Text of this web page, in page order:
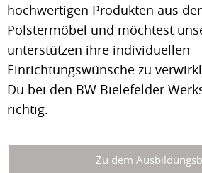
hochwertigen Produkten aus
Polstermöbel und möchtest
unterstützen ihre individuellen
Einrichtungswünsche zu
Du bei den BW Bielefelder
richtig.
Zu dem